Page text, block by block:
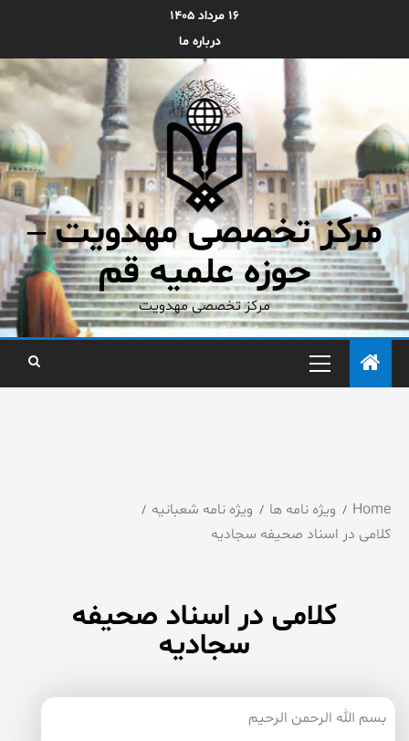
۱۶ مرداد ۱۴۰۵
درباره ما
مرکز تخصصی مهدویت –
حوزه علمیه قم
مرکز تخصصی مهدویت
Home ویژه نامه ها
ویژه نامه شعبانیه
كلامی در اسناد صحیفه سجادیه
كلامی در اسناد صحیفه
سجادیه
بسم الله الرحمن الرحیم